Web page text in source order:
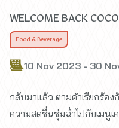
WELCOME BACK
Food & Beverage
10 Nov 2023 - 30
กลับมาแล้ว ตามคำเรียกร้อ
ความสดชื่นชุ่มฉ่ำไปกับเมนู